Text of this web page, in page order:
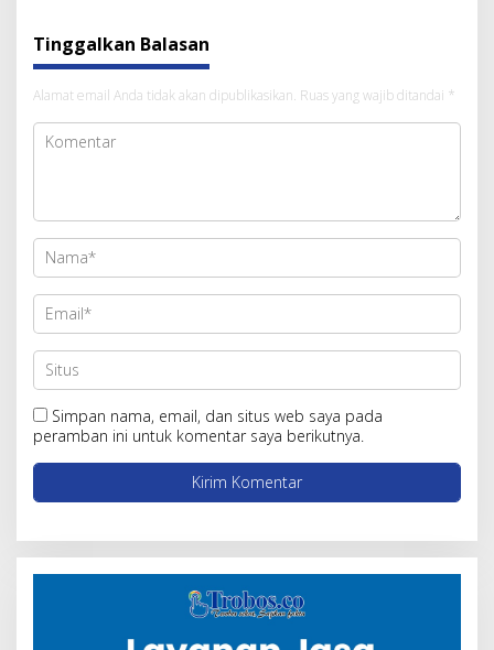
Tinggalkan Balasan
Alamat email Anda tidak akan dipublikasikan. Ruas yang wajib ditandai *
Simpan nama, email, dan situs web saya pada
peramban ini untuk komentar saya berikutnya.